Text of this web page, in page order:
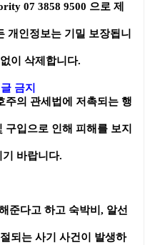
07 3858 9500 으로 제
인정보는 기밀 보장됩니
삭제합니다.
금지
관세법에 저촉되는 행
으로 인해 피해를 보지
바랍니다.
다고 하고 숙박비, 알선
는 사기 사건이 발생하